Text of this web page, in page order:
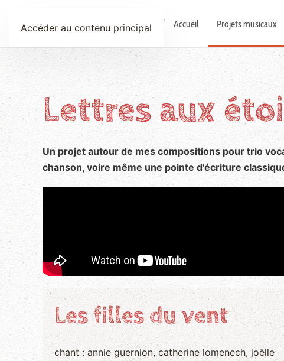
Accéder au contenu principal
Anne Le Bot Accueil Projets musicaux
Lettres aux
Un projet autour de mes compositions pour trio
chanson, voire même une pointe d'écriture
Les filles du vent
chant : annie guernion, catherine lomenech, joëlle